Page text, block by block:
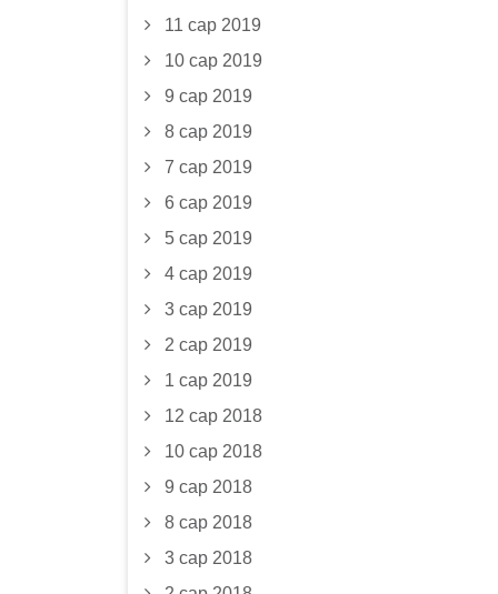
11 сар 2019
10 сар 2019
9 сар 2019
8 сар 2019
7 сар 2019
6 сар 2019
5 сар 2019
4 сар 2019
3 сар 2019
2 сар 2019
1 сар 2019
12 сар 2018
10 сар 2018
9 сар 2018
8 сар 2018
3 сар 2018